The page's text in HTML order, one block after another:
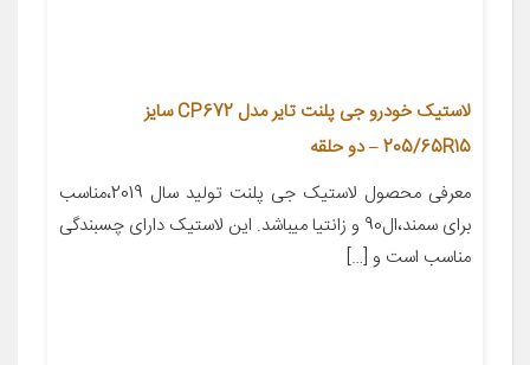
لاستیک خودرو جی پلنت تایر مدل CP672 سایز
205/65R15 – دو حلقه
معرفی محصول لاستیک جی پلنت تولید سال 2019،مناسب
برای سمند،ال90 و زانتیا میباشد. این لاستیک دارای چسبندگی
مناسب است و […]